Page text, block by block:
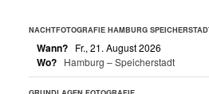
NACHTFOTOGRAFIE HAMBURG
Wann? Fr., 21. August 2026
Wo? Hamburg – Speicherstadt